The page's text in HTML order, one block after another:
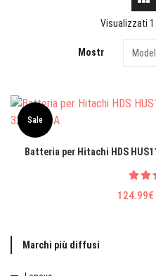
Visualizzati
Mostr
Sale
Batteria per Hitachi HDS
124.99€
Marchi più diffusi